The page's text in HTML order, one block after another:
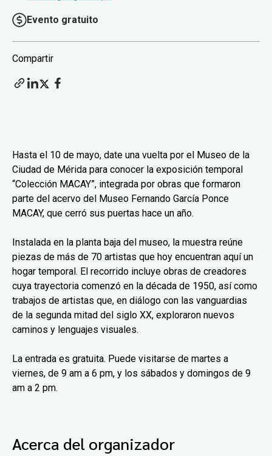
Evento gratuito
Compartir
Hasta el 10 de mayo, date una vuelta por el Museo de la
Ciudad de Mérida para conocer la exposición temporal
“Colección MACAY”, integrada por obras que formaron
parte del acervo del Museo Fernando García Ponce
MACAY, que cerró sus puertas hace un año.
Instalada en la planta baja del museo, la muestra reúne
piezas de más de 70 artistas que hoy encuentran aquí un
hogar temporal. El recorrido incluye obras de creadores
cuya trayectoria comenzó en la década de 1950, así como
trabajos de artistas que, en diálogo con las vanguardias
de la segunda mitad del siglo XX, exploraron nuevos
caminos y lenguajes visuales.
La entrada es gratuita. Puede visitarse de martes a
viernes, de 9 am a 6 pm, y los sábados y domingos de 9
am a 2 pm.
Acerca del organizador